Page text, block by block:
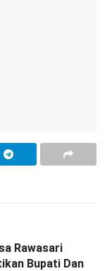
Rawasari
Bupati Dan